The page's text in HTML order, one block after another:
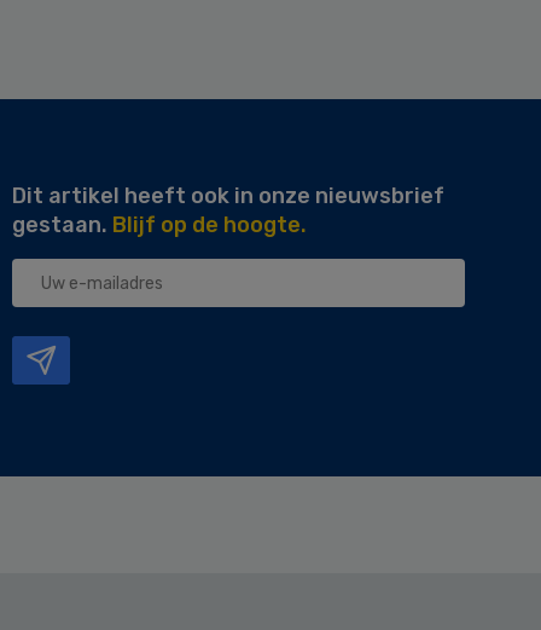
Dit artikel heeft ook in onze nieuwsbrief
gestaan. Blijf op de hoogte.
Uw